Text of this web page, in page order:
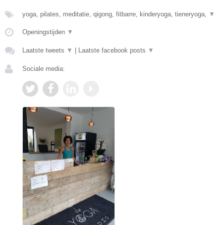
yoga, pilates, meditatie, qigong, fitbarre, kinderyoga, tieneryoga, ▼
Openingstijden ▼
Laatste tweets ▼ Laatste facebook posts ▼
Sociale media: